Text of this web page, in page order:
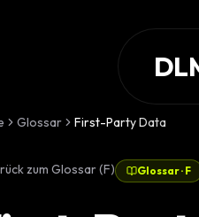
Glossar First-Party Data
zum Glossar (F) Glossar· F